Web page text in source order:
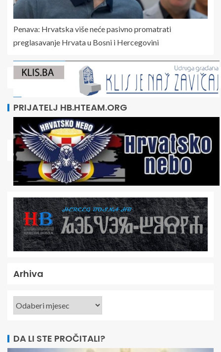
Penava: Hrvatska više neće pasivno promatrati
preglasavanje Hrvata u Bosni i Hercegovini
PRIJATELJ HB.HTEAM.ORG
Arhiva
DA LI STE PROČITALI?